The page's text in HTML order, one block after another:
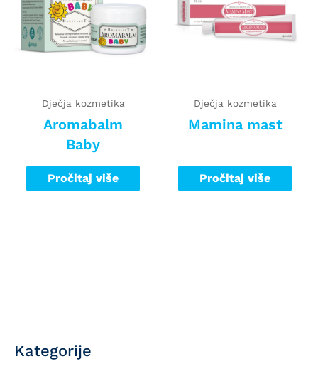
Kategorije
Dječja kozmetika
Aromabalm
Baby
Pročitaj više
Dječja kozmetika
Mamina mast
Pročitaj više